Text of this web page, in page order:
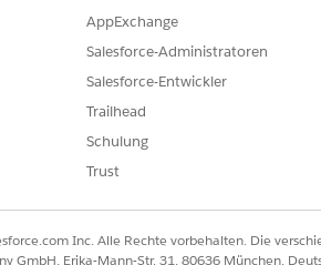
Serviceprozesse als Produkte auflisten,
auf und erfahren Sie, wie Sie
Aktionsstartprogramm auf einer
sind. Sie können überprüfen,
AppExchange
Salesforce-Administratoren
Salesforce-Entwickler
Trailhead
Schulung
Trust
Inc. Alle Rechte vorbehalten. Die
GmbH, Erika-Mann-Str. 31, 80636 München,